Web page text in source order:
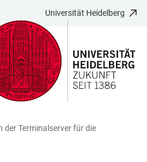
Universität Heidelberg
der Terminalserver für die